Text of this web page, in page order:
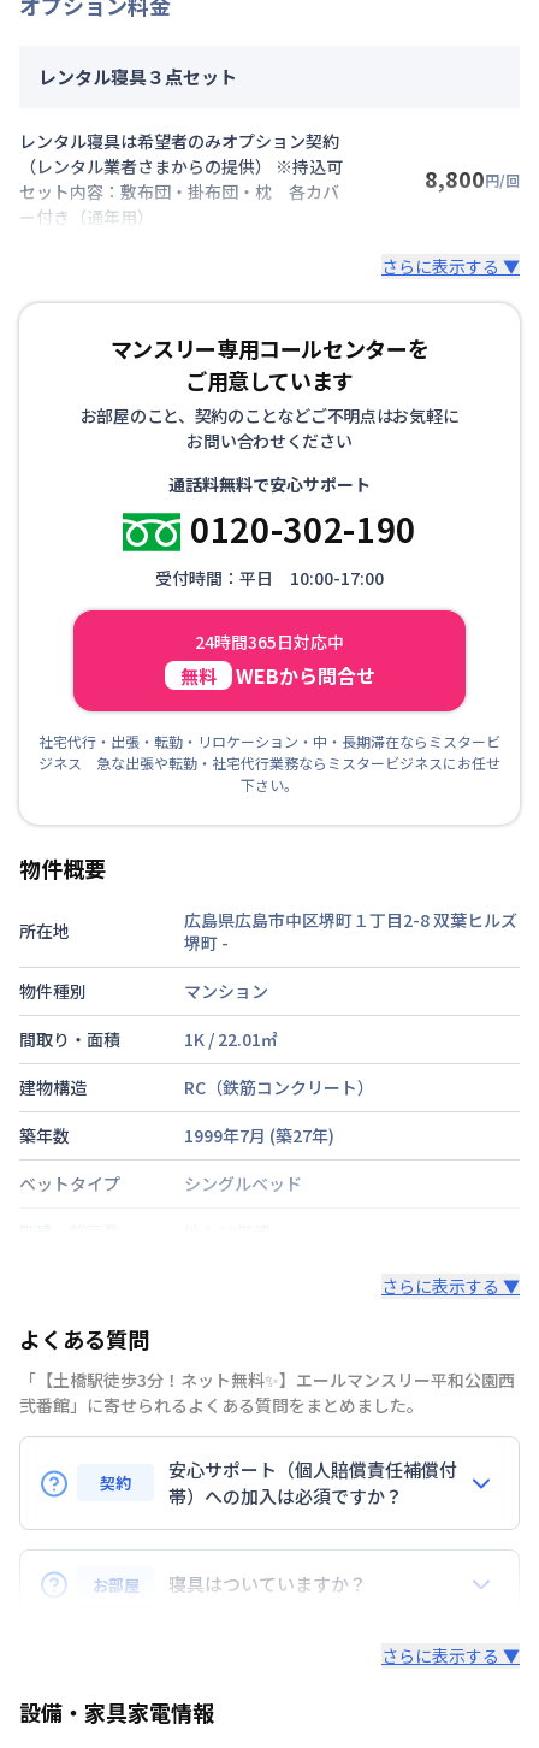
レンタル寝具３点セット
レンタル寝具は希望者のみオプション契約
（レンタル業者さまからの提供） ※持込可
セット内容：敷布団・掛布団・枕 各カバ
ー付き（通年用）
8,800円/回
さらに表示する ▼
マンスリー専用コールセンターを
ご用意しています
お部屋のこと、契約のことなどご不明点はお気軽に
お問い合わせください
通話料無料で安心サポート
0120-302-190
受付時間：平日 10:00-17:00
24時間365日対応中
無料 WEBから問合せ
社宅代行・出張・転勤・リロケーション・中・長期滞在ならミスタービ
ジネス 急な出張や転勤・社宅代行業務ならミスタービジネスにお任せ
下さい。
物件概要
所在地
広島県広島市中区堺町１丁目2-8 双葉ヒルズ
堺町 -
物件種別
マンション
間取り・面積
1K / 22.01㎡
建物構造
RC（鉄筋コンクリート）
築年数
1999年7月 (築27年)
ベットタイプ
シングルベッド
部屋の向き
禁煙・喫煙
交通
定員
2 名
次回更新日
情報更新日より14日以内
さらに表示する ▼
よくある質問
「【土橋駅徒歩3分！ネット無料✨】エールマンスリー平和公園西
弐番館」に寄せられるよくある質問をまとめました。
契約
安心サポート（個人賠償責任補償付
帯）への加入は必須ですか？
はい。安心サポートへの加入は必須となります。料金
プランでは清掃料欄に期間によって設定されている費
用が含まれて表示されています。
ロング（210日〜365日未満）：7,700円/回
ショート（30日〜90日未満）：2,200円/回
お部屋 寝具はついていますか？
年用）8,800円（初回）
さらに表示する ▼
設備・家具家電情報